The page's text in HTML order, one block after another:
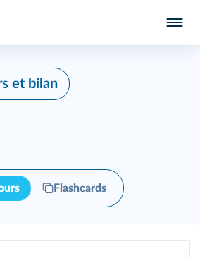
et bilan
Flashcards